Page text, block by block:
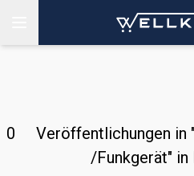
0
Veröffentlichungen in
/Funkgerät" in